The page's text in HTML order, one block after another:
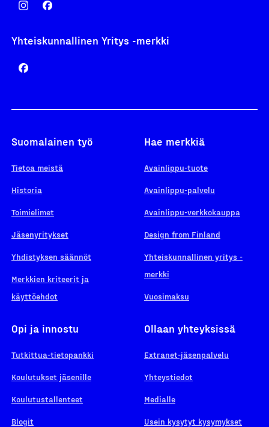
Yhteiskunnallinen Yritys -merkki
Suomalainen työ
Tietoa meistä
Historia
Toimielimet
Jäsenyritykset
Yhdistyksen säännöt
Merkkien kriteerit ja
käyttöehdot
Hae merkkiä
Avainlippu-tuote
Avainlippu-palvelu
Avainlippu-verkkokauppa
Design from Finland
Yhteiskunnallinen yritys -
merkki
Vuosimaksu
Opi ja innostu
Tutkittua-tietopankki
Koulutukset jäsenille
Koulutustallenteet
Blogit
Ollaan yhteyksissä
Extranet-jäsenpalvelu
Yhteystiedot
Medialle
Usein kysytyt kysymykset